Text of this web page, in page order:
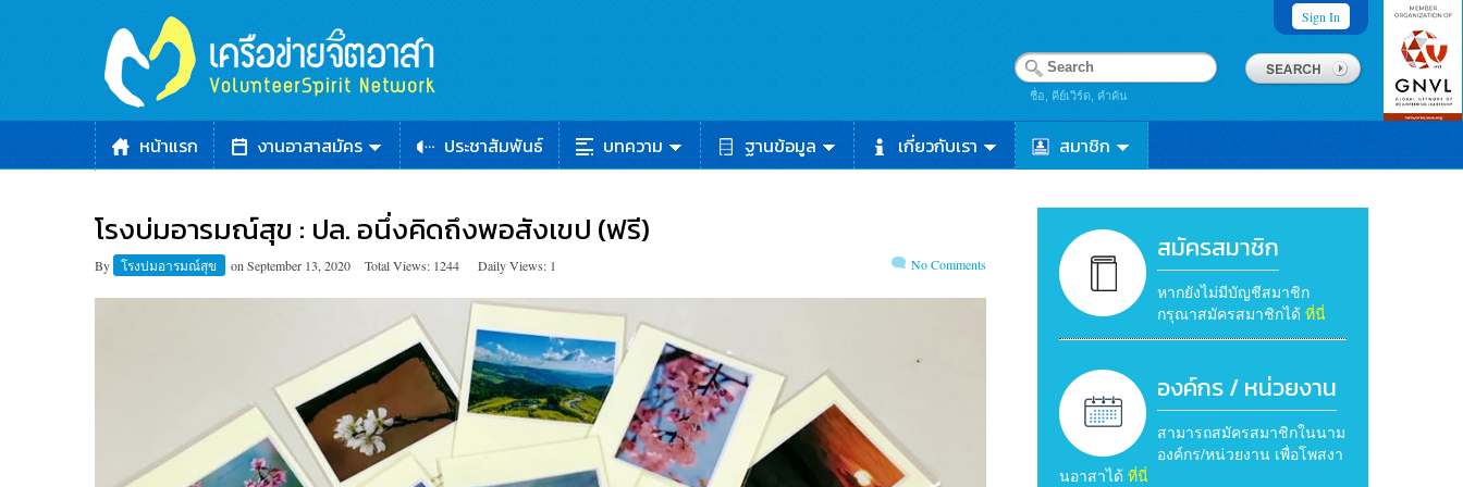
Sign In
ชื่อ, คีย์เวิร์ด, คำค้น
หน้าแรก งานอาสาสมัคร ประชาสัมพันธ์ บทความ ฐานข้อมูล เกี่ยวกับเรา สมาชิก
โรงบ่มอารมณ์สุข : ปล. อนึ่งคิดถึงพอสังเขป (ฟรี)
By โรงบ่มอารมณ์สุข on September 13, 2020 Total Views: 1244 Daily Views: 1 No Comments สมัครสมาชิก
หากยังไม่มีบัญชีสมาชิก
กรุณาสมัครสมาชิกได้ ที่นี่
องค์กร / หน่วยงาน
สามารถสมัครสมาชิกในนาม
องค์กร/หน่วยงาน เพื่อโพสงา
นอาสาได้ ที่นี่